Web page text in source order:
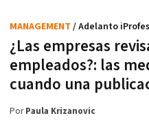
¿Las empresas
empleados?: las
cuando una
MANAGEMENT / Adelanto
PorPaula Krizanovic